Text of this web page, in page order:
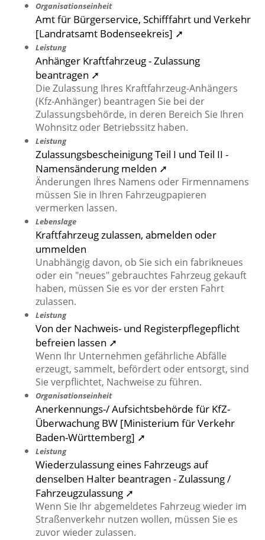
Organisationseinheit
Amt für Bürgerservice, Schifffahrt und Verkehr
[Landratsamt Bodenseekreis] ➚
Leistung
Anhänger Kraftfahrzeug - Zulassung
beantragen ➚
Die Zulassung Ihres Kraftfahrzeug-Anhängers
(Kfz-Anhänger) beantragen Sie bei der
Zulassungsbehörde, in deren Bereich Sie Ihren
Wohnsitz oder Betriebssitz haben.
Leistung
Zulassungsbescheinigung Teil I und Teil II -
Namensänderung melden ➚
Änderungen Ihres Namens oder Firmennamens
müssen Sie in Ihren Fahrzeugpapieren
vermerken lassen.
Lebenslage
Kraftfahrzeug zulassen, abmelden oder
ummelden
Unabhängig davon, ob Sie sich ein fabrikneues
oder ein "neues" gebrauchtes Fahrzeug gekauft
haben, müssen Sie es vor der ersten Fahrt
zulassen.
Leistung
Von der Nachweis- und Registerpflegepflicht
befreien lassen ➚
Wenn Ihr Unternehmen gefährliche Abfälle
erzeugt, sammelt, befördert oder entsorgt, sind
Sie verpflichtet, Nachweise zu führen.
Organisationseinheit
Anerkennungs-/ Aufsichtsbehörde für KfZ-
Überwachung BW [Ministerium für Verkehr
Baden-Württemberg] ➚
Leistung
Wiederzulassung eines Fahrzeugs auf
denselben Halter beantragen - Zulassung /
Fahrzeugzulassung ➚
Wenn Sie Ihr abgemeldetes Fahrzeug wieder im
Straßenverkehr nutzen wollen, müssen Sie es
zuvor wieder zulassen.